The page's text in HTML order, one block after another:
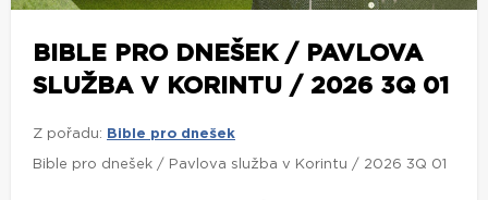
BIBLE PRO DNEŠEK / PAVLOVA
SLUŽBA V KORINTU / 2026 3Q 01
Z pořadu: Bible pro dnešek
Bible pro dnešek / Pavlova služba v Korintu / 2026 3Q 01